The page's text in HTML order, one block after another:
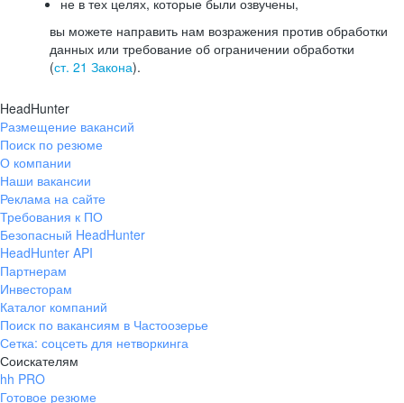
не в тех целях, которые были озвучены,
вы можете направить нам возражения против обработки
данных или требование об ограничении обработки
(ст. 21 Закона).
HeadHunter
Размещение вакансий
Поиск по резюме
О компании
Наши вакансии
Реклама на сайте
Требования к ПО
Безопасный HeadHunter
HeadHunter API
Партнерам
Инвесторам
Каталог компаний
Поиск по вакансиям в Частоозерье
Сетка: соцсеть для нетворкинга
Соискателям
hh PRO
Готовое резюме